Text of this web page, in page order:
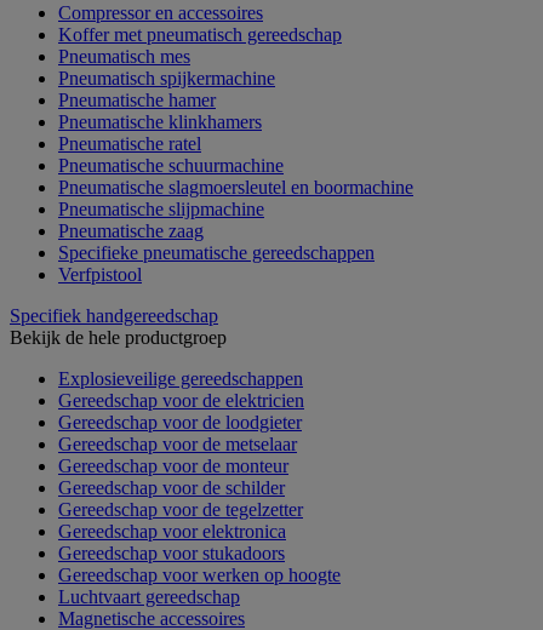
Compressor en accessoires
Koffer met pneumatisch gereedschap
Pneumatisch mes
Pneumatisch spijkermachine
Pneumatische hamer
Pneumatische klinkhamers
Pneumatische ratel
Pneumatische schuurmachine
Pneumatische slagmoersleutel en boormachine
Pneumatische slijpmachine
Pneumatische zaag
Specifieke pneumatische gereedschappen
Verfpistool
Specifiek handgereedschap
Bekijk de hele productgroep
Explosieveilige gereedschappen
Gereedschap voor de elektricien
Gereedschap voor de loodgieter
Gereedschap voor de metselaar
Gereedschap voor de monteur
Gereedschap voor de schilder
Gereedschap voor de tegelzetter
Gereedschap voor elektronica
Gereedschap voor stukadoors
Gereedschap voor werken op hoogte
Luchtvaart gereedschap
Magnetische accessoires